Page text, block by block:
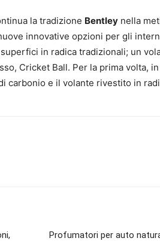
la tradizione Bentley nella
innovative opzioni per gli
in radica tradizionali; un
Cricket Ball. Per la prima volta,
carbonio e il volante rivestito in
Profumatori per auto